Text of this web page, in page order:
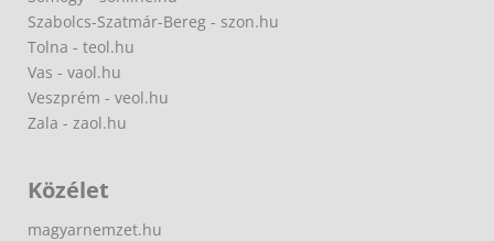
Szabolcs-Szatmár-Bereg - szon.hu
Tolna - teol.hu
Vas - vaol.hu
Veszprém - veol.hu
Zala - zaol.hu
Közélet
magyarnemzet.hu